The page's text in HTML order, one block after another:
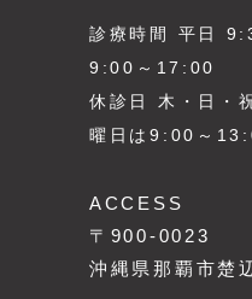
診療時間 平日
9:00～17:00
休診日 木・日・
曜日は9:00～
ACCESS
〒900-0023
沖縄県那覇市楚